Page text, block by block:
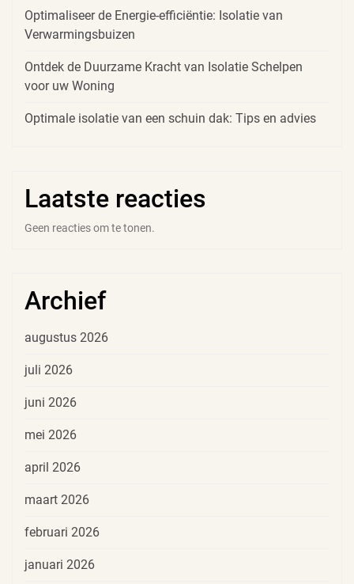
Optimaliseer de Energie-efficiëntie: Isolatie van
Verwarmingsbuizen
Ontdek de Duurzame Kracht van Isolatie Schelpen
voor uw Woning
Optimale isolatie van een schuin dak: Tips en advies
Laatste reacties
Geen reacties om te tonen.
Archief
augustus 2026
juli 2026
juni 2026
mei 2026
april 2026
maart 2026
februari 2026
januari 2026